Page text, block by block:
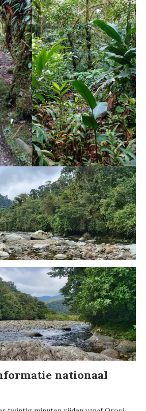
nationaal